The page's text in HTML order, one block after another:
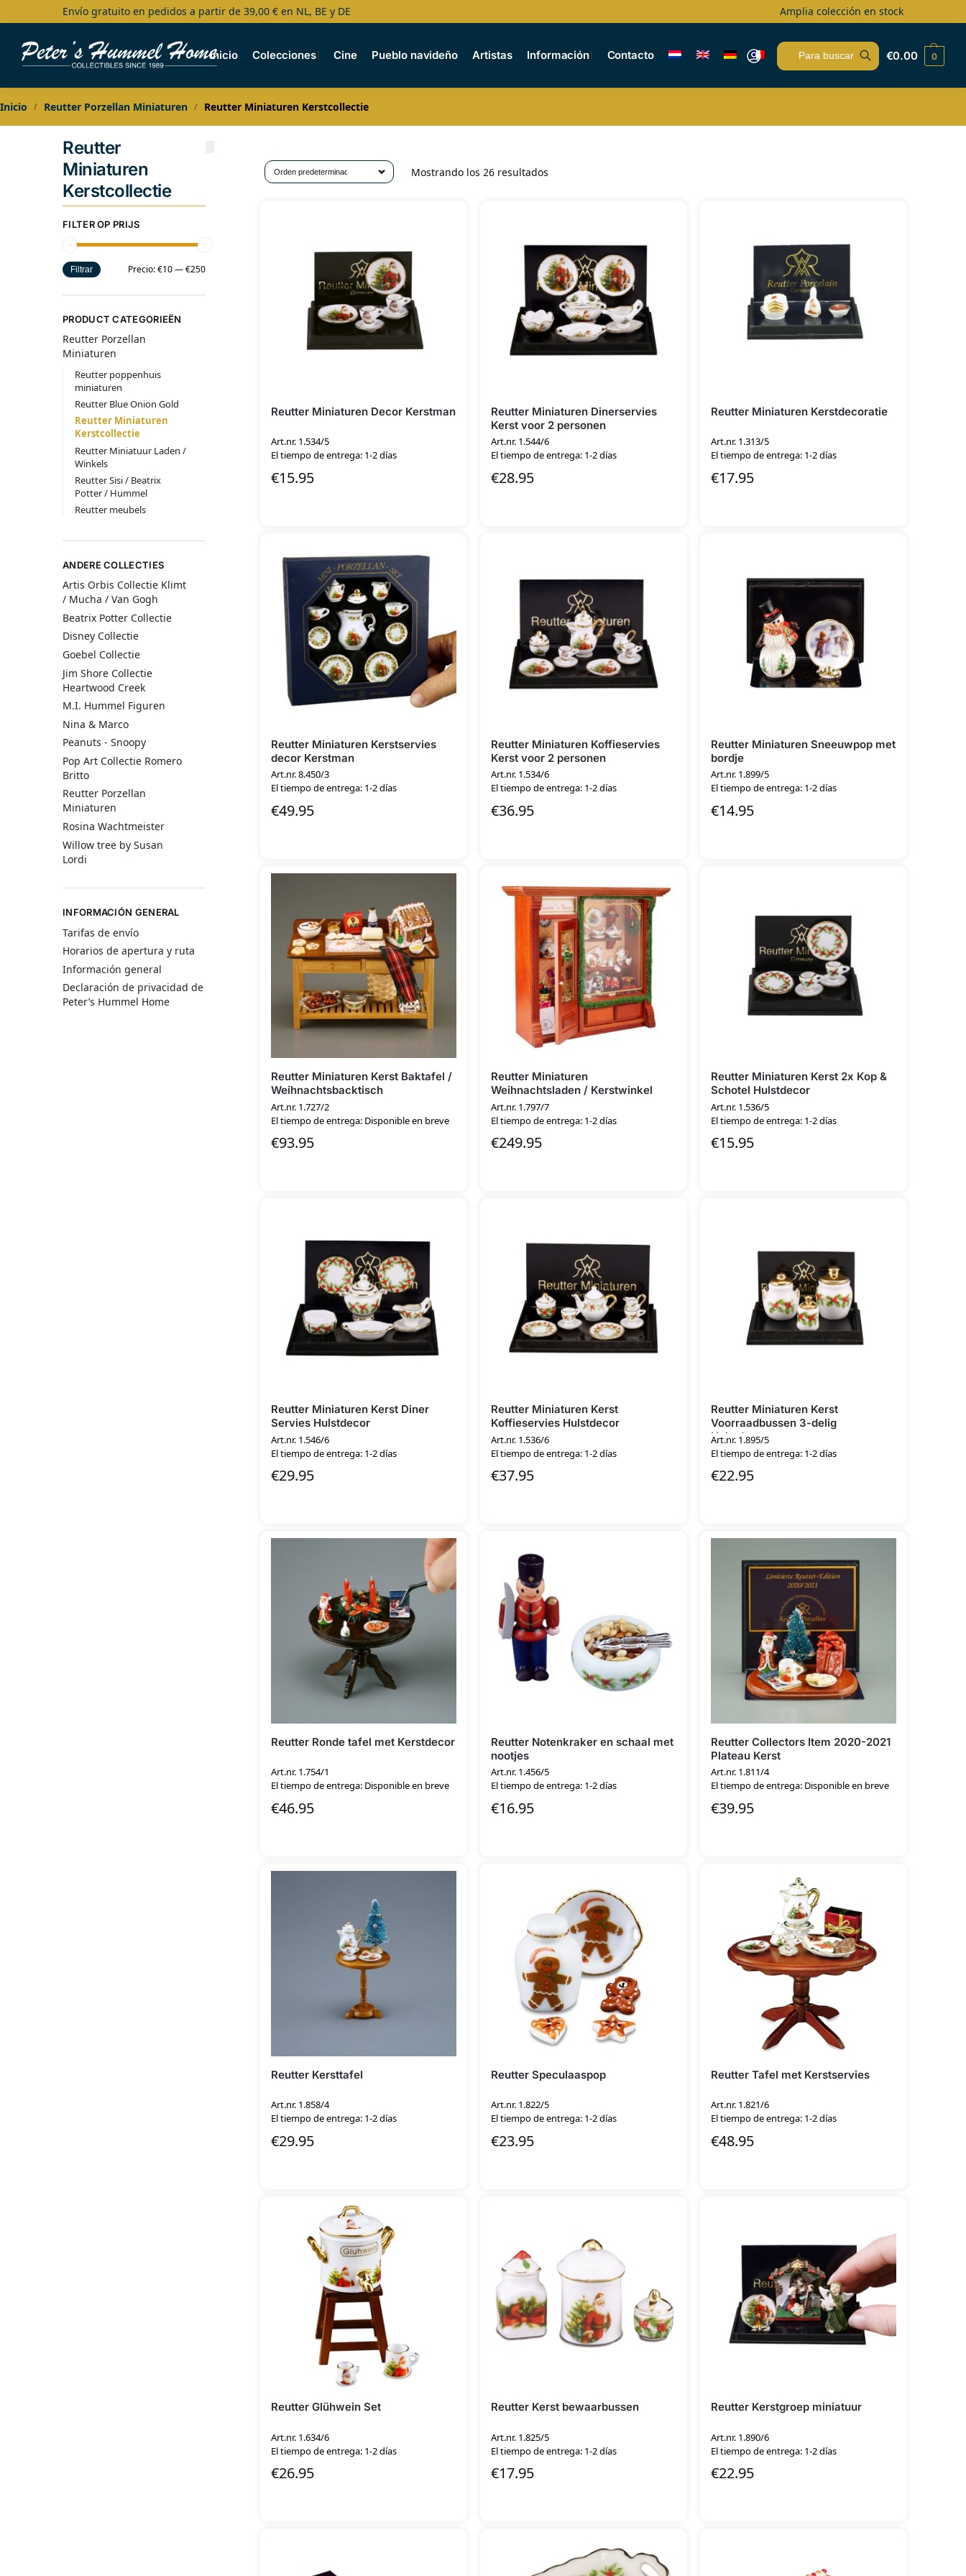
Envío gratuito en pedidos a partir de 39,00 € en NL, BE y DE Amplia colección en stock
Inicio Colecciones Cine Pueblo navideño Artistas Información Contacto
Search
€0.00 0
Inicio / Reutter Porzellan Miniaturen / Reutter Miniaturen Kerstcollectie
Mostrando los 26 resultados
Reutter Miniaturen Decor Kerstman
Art.nr. 1.534/5
El tiempo de entrega: 1-2 días
€15.95
Reutter Miniaturen Dinerservies
Kerst voor 2 personen
Art.nr. 1.544/6
El tiempo de entrega: 1-2 días
€28.95
Reutter Miniaturen Kerstdecoratie
Art.nr. 1.313/5
El tiempo de entrega: 1-2 días
€17.95
Reutter Miniaturen Kerstservies
decor Kerstman
Art.nr. 8.450/3
El tiempo de entrega: 1-2 días
€49.95
Reutter Miniaturen Koffieservies
Kerst voor 2 personen
Art.nr. 1.534/6
El tiempo de entrega: 1-2 días
€36.95
Reutter Miniaturen Sneeuwpop met
bordje
Art.nr. 1.899/5
El tiempo de entrega: 1-2 días
€14.95
Reutter Miniaturen Kerst Baktafel /
Weihnachtsbacktisch
Art.nr. 1.727/2
El tiempo de entrega: Disponible en breve
€93.95
Reutter Miniaturen
Weihnachtsladen / Kerstwinkel
Art.nr. 1.797/7
El tiempo de entrega: 1-2 días
€249.95
Reutter Miniaturen Kerst 2x Kop &
Schotel Hulstdecor
Art.nr. 1.536/5
El tiempo de entrega: 1-2 días
€15.95
Reutter Miniaturen Kerst Diner
Servies Hulstdecor
Art.nr. 1.546/6
El tiempo de entrega: 1-2 días
€29.95
Reutter Miniaturen Kerst
Koffieservies Hulstdecor
Art.nr. 1.536/6
El tiempo de entrega: 1-2 días
€37.95
Reutter Miniaturen Kerst
Voorraadbussen 3-delig
Hulstdecor
Art.nr. 1.895/5
El tiempo de entrega: 1-2 días
€22.95
Reutter Ronde tafel met Kerstdecor
Art.nr. 1.754/1
El tiempo de entrega: Disponible en breve
€46.95
Reutter Notenkraker en schaal met
nootjes
Art.nr. 1.456/5
El tiempo de entrega: 1-2 días
€16.95
Reutter Collectors Item 2020-2021
Plateau Kerst
Art.nr. 1.811/4
El tiempo de entrega: Disponible en breve
€39.95
Reutter Kersttafel
Art.nr. 1.858/4
El tiempo de entrega: 1-2 días
€29.95
Reutter Speculaaspop
Art.nr. 1.822/5
El tiempo de entrega: 1-2 días
€23.95
Reutter Tafel met Kerstservies
Art.nr. 1.821/6
El tiempo de entrega: 1-2 días
€48.95
Reutter Glühwein Set
Art.nr. 1.634/6
El tiempo de entrega: 1-2 días
€26.95
Reutter Kerst bewaarbussen
Art.nr. 1.825/5
El tiempo de entrega: 1-2 días
€17.95
Reutter Kerstgroep miniatuur
Art.nr. 1.890/6
El tiempo de entrega: 1-2 días
€22.95
Reutter
Miniaturen
Kerstcollectie
FILTER OP PRIJS
Filtrar Precio:€10—€250
PRODUCT CATEGORIEËN
Reutter Porzellan
Miniaturen
Reutter poppenhuis
miniaturen
Reutter Blue Onion Gold
Reutter Miniaturen
Kerstcollectie
Reutter Miniatuur Laden /
Winkels
Reutter Sisi / Beatrix
Potter / Hummel
Reutter meubels
ANDERE COLLECTIES
Artis Orbis Collectie Klimt
/ Mucha / Van Gogh
Beatrix Potter Collectie
Disney Collectie
Goebel Collectie
Jim Shore Collectie
Heartwood Creek
M.I. Hummel Figuren
Nina & Marco
Peanuts - Snoopy
Pop Art Collectie Romero
Britto
Reutter Porzellan
Miniaturen
Rosina Wachtmeister
Willow tree by Susan
Lordi
INFORMACIÓN GENERAL
Tarifas de envío
Horarios de apertura y ruta
Información general
Declaración de privacidad de
Peter’s Hummel Home